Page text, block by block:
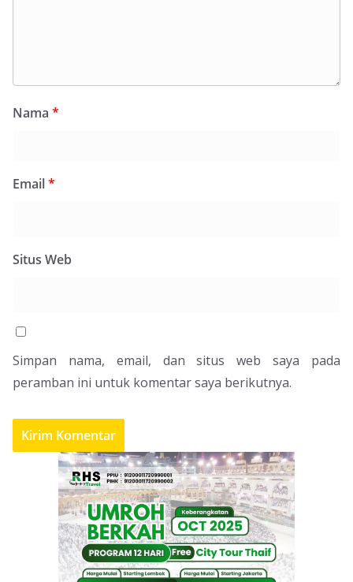
Nama *
Email*
Situs Web
Simpan nama, email, dan situs web saya pada
peramban ini untuk komentar saya berikutnya.